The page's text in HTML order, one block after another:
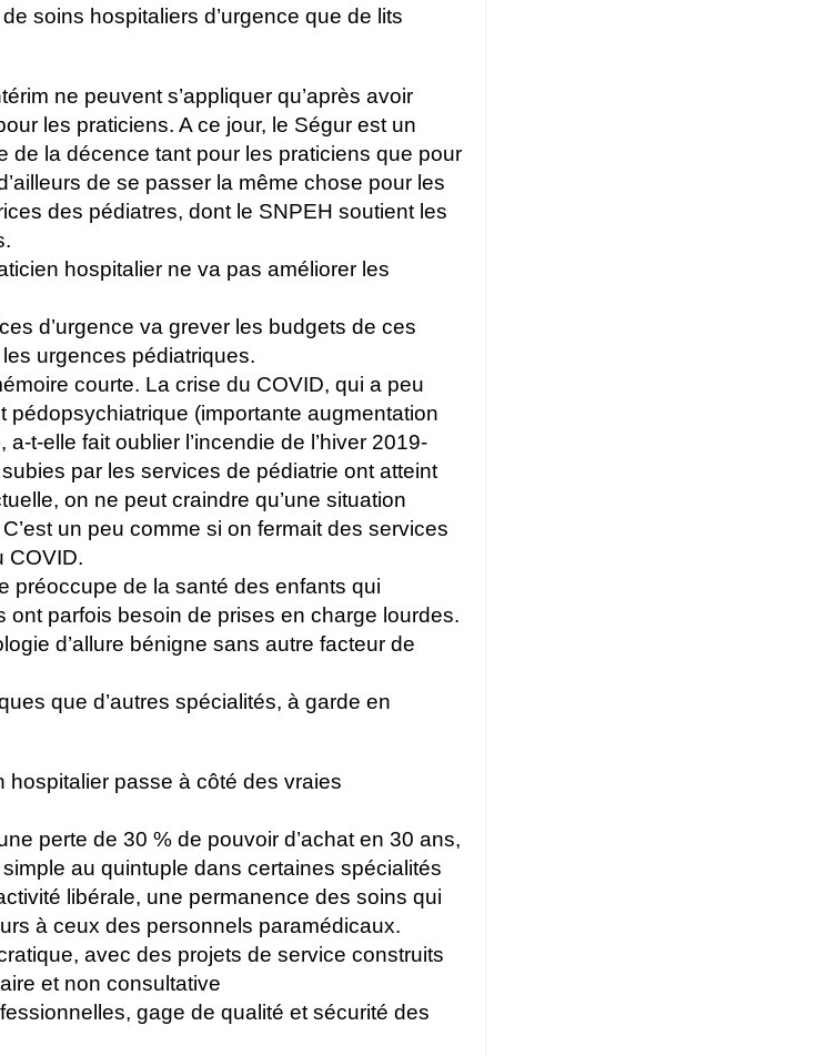
soins hospitaliers d’urgence que de lits
ne peuvent s’appliquer qu’après avoir
les praticiens. A ce jour, le Ségur est un
de la décence tant pour les praticiens que pour
de se passer la même chose pour les
des pédiatres, dont le SNPEH soutient les
hospitalier ne va pas améliorer les
d’urgence va grever les budgets de ces
urgences pédiatriques.
courte. La crise du COVID, qui a peu
(importante augmentation
t-elle fait oublier l’incendie de l’hiver 2019-
par les services de pédiatrie ont atteint
on ne peut craindre qu’une situation
un peu comme si on fermait des services
COVID.
préoccupe de la santé des enfants qui
ont parfois besoin de prises en charge lourdes.
d’allure bénigne sans autre facteur de
que d’autres spécialités, à garde en
hospitalier passe à côté des vraies
perte de 30 % de pouvoir d’achat en 30 ans,
au quintuple dans certaines spécialités
libérale, une permanence des soins qui
à ceux des personnels paramédicaux.
avec des projets de service construits
et non consultative
gage de qualité et sécurité des